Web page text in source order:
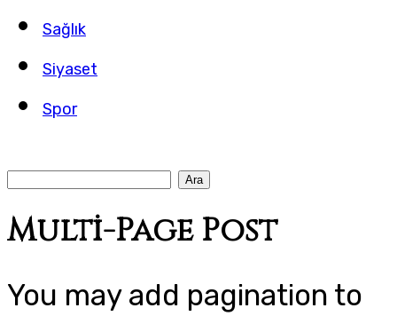
Sağlık
Siyaset
Spor
Multi-Page Post
You may add pagination to